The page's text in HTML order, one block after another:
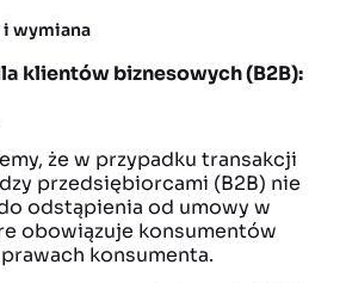
wymiana
klientów biznesowych (B2B):
że w przypadku transakcji
przedsiębiorcami (B2B) nie
odstąpienia od umowy w
obowiązuje konsumentów
konsumenta.